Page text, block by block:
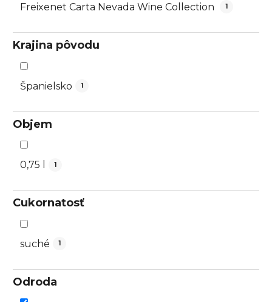
Freixenet Carta Nevada Wine Collection 1
Krajina pôvodu
Španielsko 1
Objem
0,75 l 1
Cukornatosť
suché 1
Odroda